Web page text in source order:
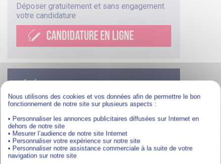
Déposer gratuitement et sans engagement
votre candidature
CANDIDATURE EN LIGNE
documentation
Nous utilisons des cookies et vos données afin de permettre le bon
fonctionnement de notre site sur plusieurs aspects :
• Personnaliser les annonces publicitaires diffusées sur Internet en
dehors de notre site
• Mesurer l’audience de notre site Internet
• Personnaliser votre expérience sur notre site
• Personnaliser notre assistance commerciale à la suite de votre
navigation sur notre site